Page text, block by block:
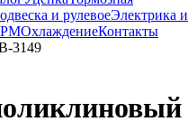
и рулевоеЭлектрика и
ОхлаждениеКонтакты
3149